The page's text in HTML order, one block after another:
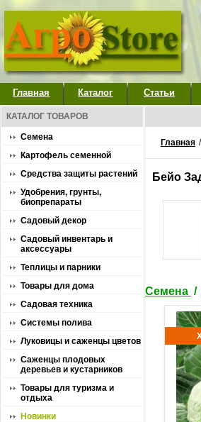
Главная Каталог Статьи
КАТАЛОГ ТОВАРОВ
Семена
Картофель семенной
Средства защиты растений
Удобрения, грунты,
биопрепараты
Садовый декор
Садовый инвентарь и
аксессуары
Теплицы и парники
Товары для дома
Садовая техника
Системы полива
Луковицы и саженцы цветов
Саженцы плодовых
деревьев и кустарников
Товары для туризма и
отдыха
Новинки
Главная /
Бейо
Семена /